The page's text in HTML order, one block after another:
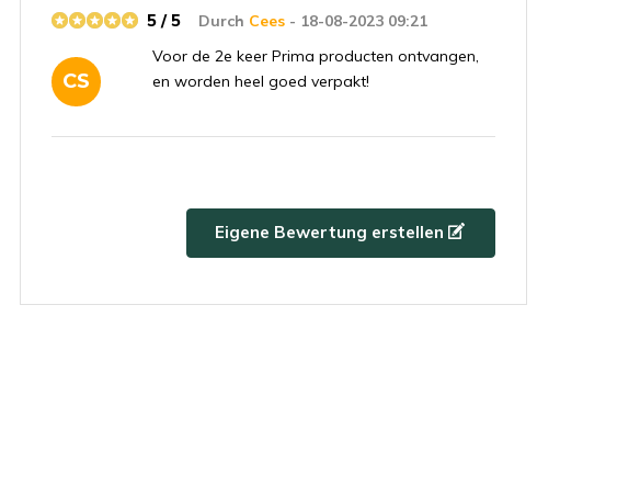
CS
Durch Cees - 18-08-2023 09:21
5 / 5
Voor de 2e keer Prima producten ontvangen,
en worden heel goed verpakt!
Eigene Bewertung erstellen